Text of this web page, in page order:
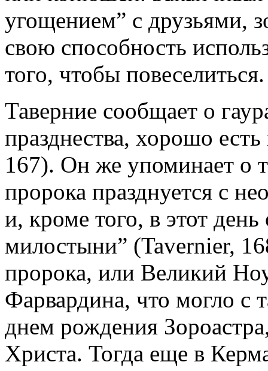
угощением” с друзьями,
свою способность
того, чтобы повеселиться.
Таверние сообщает о
празднества, хорошо
167). Он же упоминает о
пророка празднуется с
и, кроме того, в этот
милостыни” (Tavernier,
пророка, или Великий
Фарвардина, что могло с
днем рождения
Христа. Тогда еще в